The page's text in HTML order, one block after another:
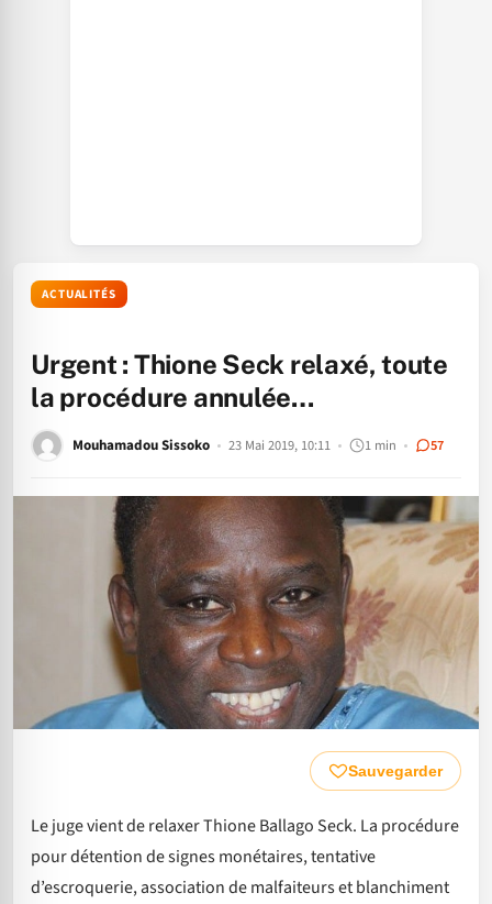
ACTUALITÉS
Urgent : Thione Seck relaxé, toute
la procédure annulée…
Mouhamadou Sissoko 23 Mai 2019, 10:11 1 min 57
Sauvegarder
Le juge vient de relaxer Thione Ballago Seck. La procédure
pour détention de signes monétaires, tentative
d’escroquerie, association de malfaiteurs et blanchiment